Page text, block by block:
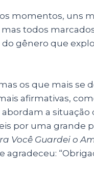
momentos, uns
todos
gênero que
os que mais se
afirmativas,
abordam a
por uma grande
Você Guardei o